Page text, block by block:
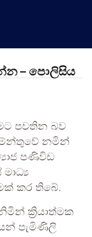
– පොලිසිය
පවතින බව
නමින්
පණිවිඩ
කර තිබේ.
ක්‍රියාත්මක
පැමිණිලි